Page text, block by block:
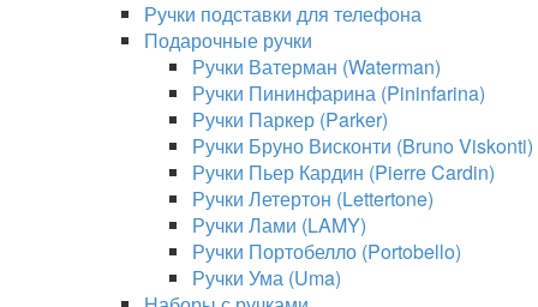
Ручки подставки для телефона
Подарочные ручки
Ручки Ватерман (Waterman)
Ручки Пининфарина (Pininfarina)
Ручки Паркер (Parker)
Ручки Бруно Висконти (Bruno Viskonti)
Ручки Пьер Кардин (Pierre Cardin)
Ручки Летертон (Lettertone)
Ручки Лами (LAMY)
Ручки Портобелло (Portobello)
Ручки Ума (Uma)